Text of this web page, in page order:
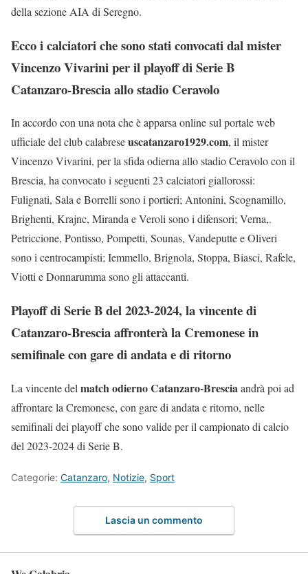
della sezione AIA di Seregno.
Ecco i calciatori che sono stati convocati dal mister
Vincenzo Vivarini per il playoff di Serie B
Catanzaro-Brescia allo stadio Ceravolo
In accordo con una nota che è apparsa online sul portale web
ufficiale del club calabreseuscatanzaro1929.com, il mister
Vincenzo Vivarini, per la sfida odierna allo stadio Ceravolo con il
Brescia, ha convocato i seguenti 23 calciatori giallorossi:
Fulignati, Sala e Borrelli sono i portieri; Antonini, Scognamillo,
Brighenti, Krajnc, Miranda e Veroli sono i difensori; Verna,.
Petriccione, Pontisso, Pompetti, Sounas, Vandeputte e Oliveri
sono i centrocampisti; Iemmello, Brignola, Stoppa, Biasci, Rafele,
Viotti e Donnarumma sono gli attaccanti.
Playoff di Serie B del 2023-2024, la vincente di
Catanzaro-Brescia affronterà la Cremonese in
semifinale con gare di andata e di ritorno
La vincente del match odierno Catanzaro-Bresciaandrà poi ad
affrontare la Cremonese, con gare di andata e ritorno, nelle
semifinali dei playoff che sono valide per il campionato di calcio
del 2023-2024 di Serie B.
Categorie: Catanzaro, Notizie, Sport
Lascia un commento